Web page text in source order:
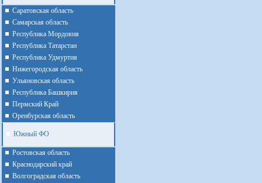
Cаратовская область
Cамарская область
Республика Мордовия
Республика Татарстан
Республика Удмуртия
Нижегородская область
Ульяновская область
Республика Башкирия
Пермский Край
Оренбурская область
Южный ФО
Ростовская область
Краснодарский край
Волгоградская область